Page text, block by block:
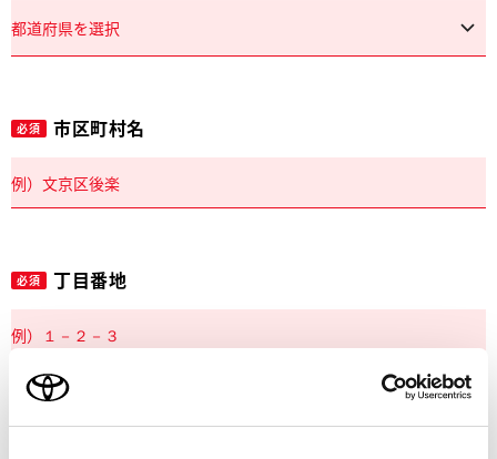
必須 市区町村名
必須 丁目番地
任意 建物名